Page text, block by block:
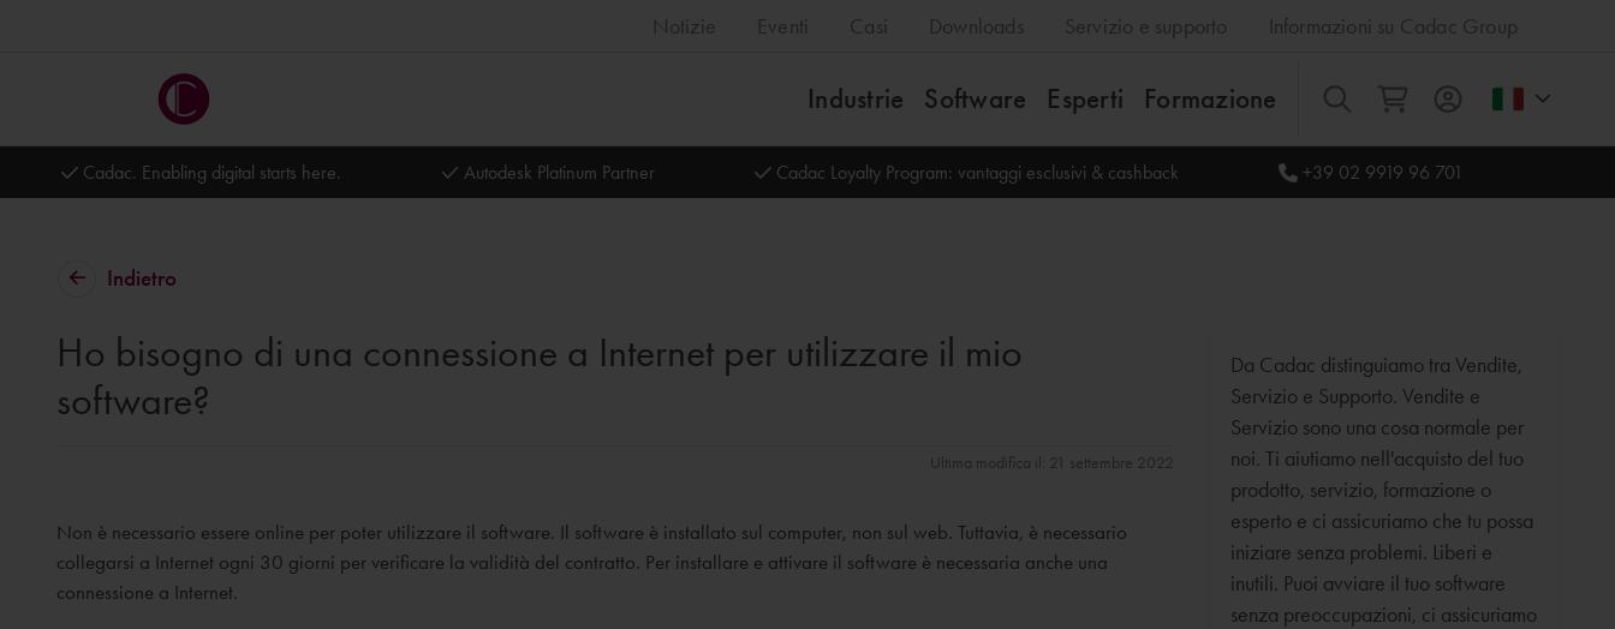
Notizie Eventi Casi Downloads Servizio e supporto Informazioni su Cadac Group
Industrie Software Esperti Formazione Tutti
Cadac. Enabling digital starts here. Autodesk Platinum Partner Cadac Loyalty Program: vantaggi esclusivi & cashback +39 02 9919 96 701
Indietro
Ho bisogno di una connessione a Internet per utilizzare il mio
software?
Ultima modifica il: 21 settembre 2022
Non è necessario essere online per poter utilizzare il software. Il software è installato sul computer, non sul web. Tuttavia, è necessario
collegarsi a Internet ogni 30 giorni per verificare la validità del contratto. Per installare e attivare il software è necessaria anche una
connessione a Internet.
Da Cadac distinguiamo tra Vendite,
Servizio e Supporto. Vendite e
Servizio sono una cosa normale per
noi. Ti aiutiamo nell'acquisto del tuo
prodotto, servizio, formazione o
esperto e ci assicuriamo che tu possa
iniziare senza problemi. Liberi e
inutili. Puoi avviare il tuo software
senza preoccupazioni, ci assicuriamo